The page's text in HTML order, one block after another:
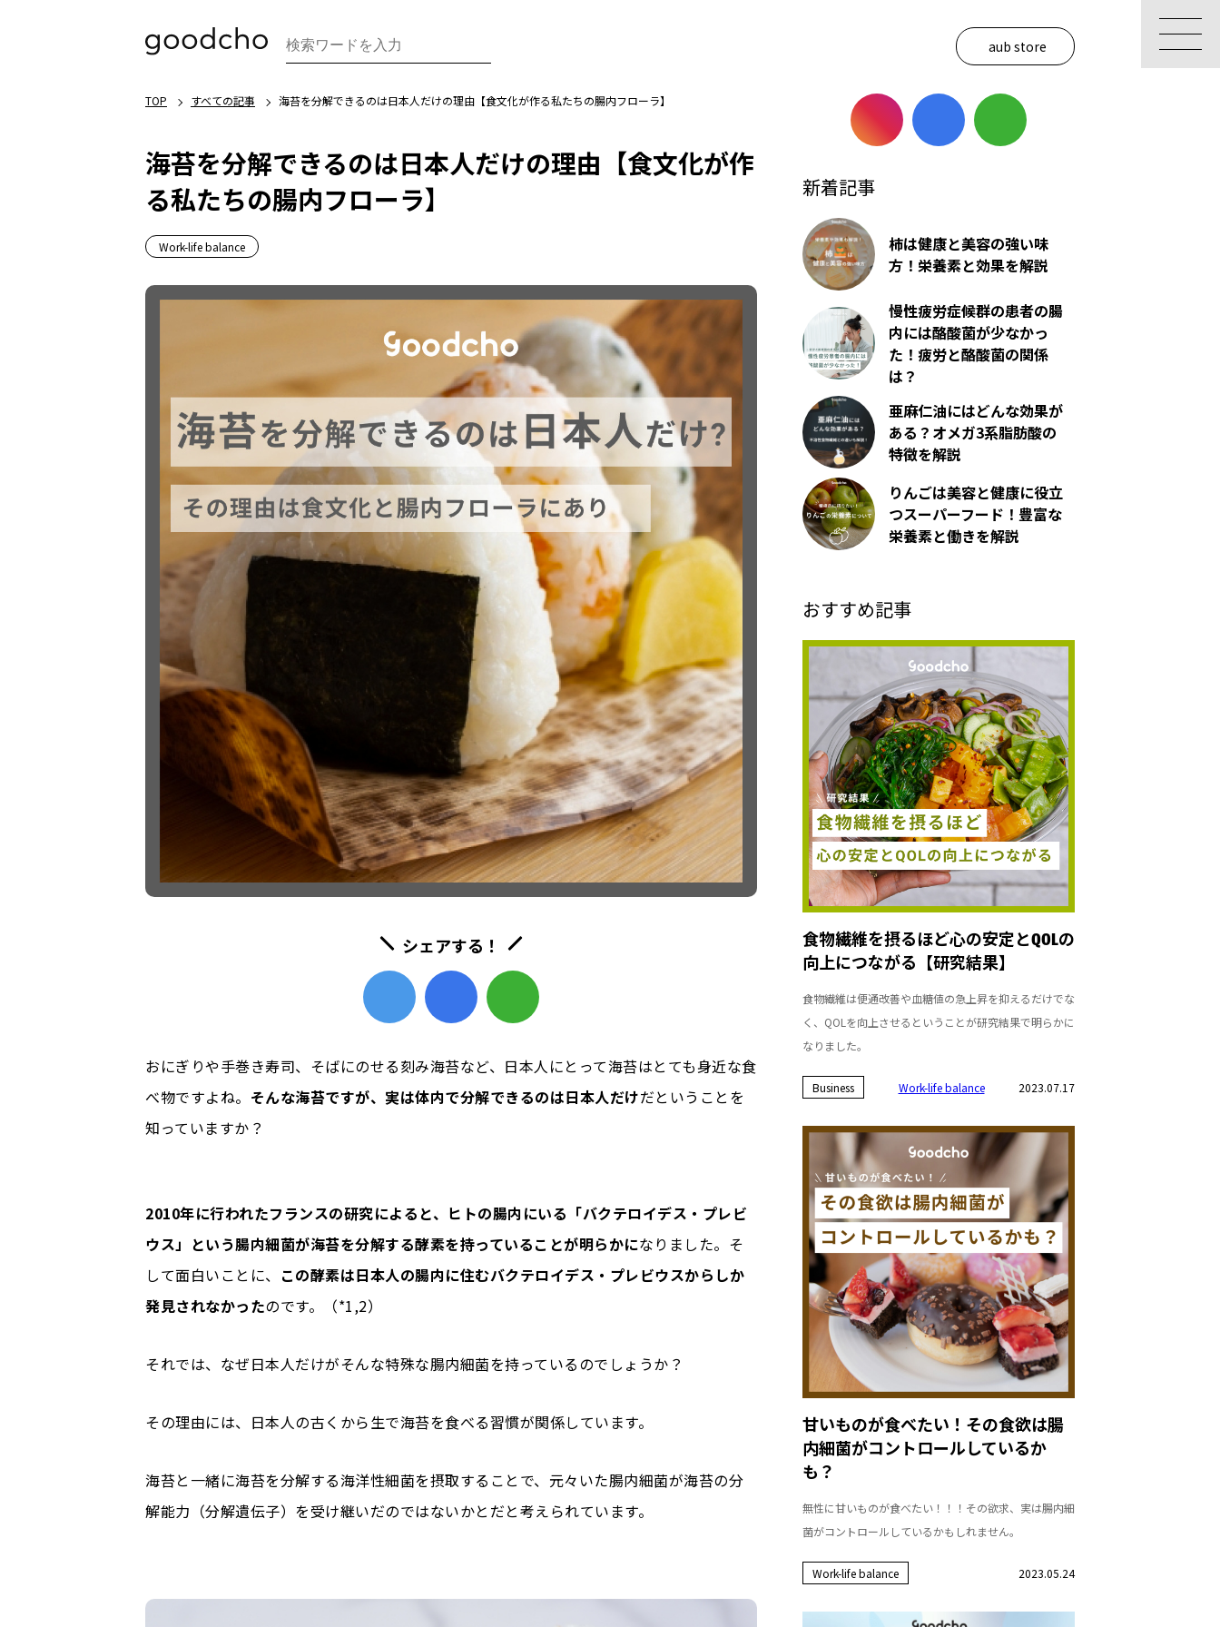
aub store
TOP すべての記事 海苔を分解できるのは日本人だけの理由【食文化が作る私たちの腸内フローラ】
海苔を分解できるのは日本人だけの理由【食文化が作
る私たちの腸内フローラ】
Work-life balance
シェアする！
おにぎりや手巻き寿司、そばにのせる刻み海苔など、日本人にとって海苔はとても身近な食
べ物ですよね。 そんな海苔ですが、実は体内で分解できるのは日本人だけだということを
知っていますか？
2010年に行われたフランスの研究によると、ヒトの腸内にいる「バクテロイデス・プレビ
ウス」という腸内細菌が海苔を分解する酵素を持っていることが明らかになりました。そ
して面白いことに、 この酵素は日本人の腸内に住むバクテロイデス・プレビウスからしか
発見されなかったのです。（*1,2）
それでは、なぜ日本人だけがそんな特殊な腸内細菌を持っているのでしょうか？
その理由には、日本人の古くから生で海苔を食べる習慣が関係しています。
海苔と一緒に海苔を分解する海洋性細菌を摂取することで、元々いた腸内細菌が海苔の分
解能力（分解遺伝子）を受け継いだのではないかとだと考えられています。
新着記事
柿は健康と美容の強い味
方！栄養素と効果を解説
慢性疲労症候群の患者の腸
内には酪酸菌が少なかっ
た！疲労と酪酸菌の関係
は？
亜麻仁油にはどんな効果が
ある？オメガ3系脂肪酸の
特徴を解説
りんごは美容と健康に役立
つスーパーフード！豊富な
栄養素と働きを解説
おすすめ記事
食物繊維を摂るほど心の安定とQOLの
向上につながる【研究結果】
食物繊維は便通改善や血糖値の急上昇を抑えるだけでな
く、QOLを向上させるということが研究結果で明らかに
なりました。
Business Work-life balance 2023.07.17
甘いものが食べたい！その食欲は腸
内細菌がコントロールしているか
も？
無性に甘いものが食べたい！！！その欲求、実は腸内細
菌がコントロールしているかもしれません。
Work-life balance 2023.05.24